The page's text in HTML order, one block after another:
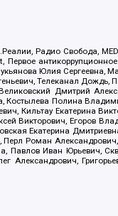
Радио Свобода,
Юлия Сергеевна,
Телеканал Дождь,
Дмитрий
Костылева Полина
Кильтау Екатерина
Викторович, Егоров
Екатерина
Перл Роман
Павлов Иван Юрьевич,